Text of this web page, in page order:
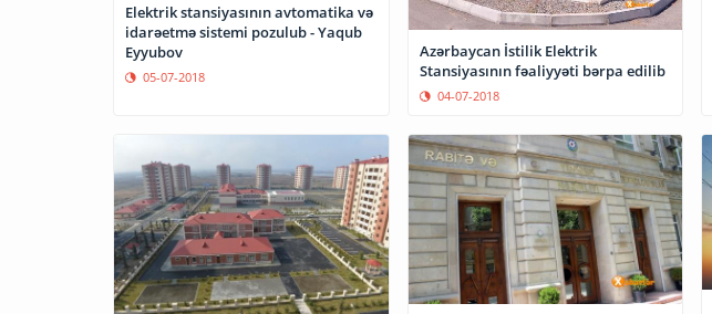
Elektrik stansiyasının avtomatika və
idarəetmə sistemi pozulub - Yaqub
Eyyubov
05-07-2018
Azərbaycan İstilik Elektrik
Stansiyasının fəaliyyəti bərpa edilib
04-07-2018